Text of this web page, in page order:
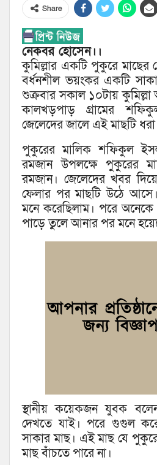
Share
নেকবর হোসেন।।
কুমিল্লার একটি পুকুরে মাছের
বর্ধনশীল ভয়ংকর একটি
শুক্রবার সকাল ১০টায়
কালখড়পাড় গ্রামের
জেলেদের জালে এই মাছটি
পুকুরের মালিক শফিকুল
রমজান উপলক্ষে পুকুরের
রমজান। জেলেদের খবর
ফেলার পর মাছটি উঠে
মনে করেছিলাম। পরে
পাড়ে তুলে আনার পর মনে
স্থানীয় কয়েকজন যুবক
দেখতে যাই। পরে গুগুল
সাকার মাছ। এই মাছ যে
মাছ বাঁচতে পারে না।